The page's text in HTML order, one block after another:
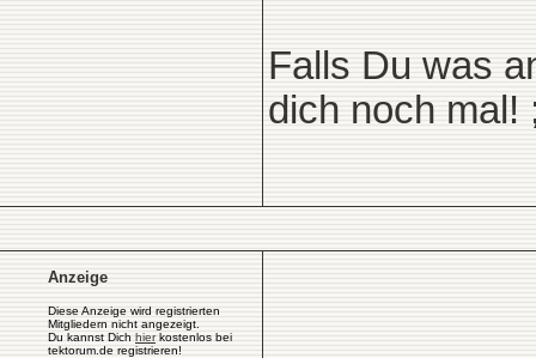
Falls Du was
dich noch mal!
Anzeige
Diese Anzeige wird registrierten
Mitgliedern nicht angezeigt.
Du kannst Dich hierkostenlos bei
tektorum.de registrieren!